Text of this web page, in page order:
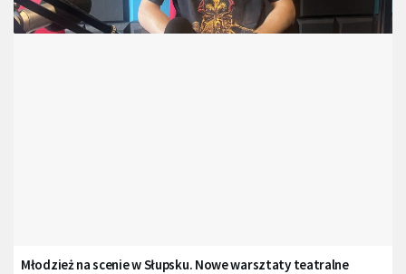
Młodzież na scenie w Słupsku. Nowe warsztaty teatralne